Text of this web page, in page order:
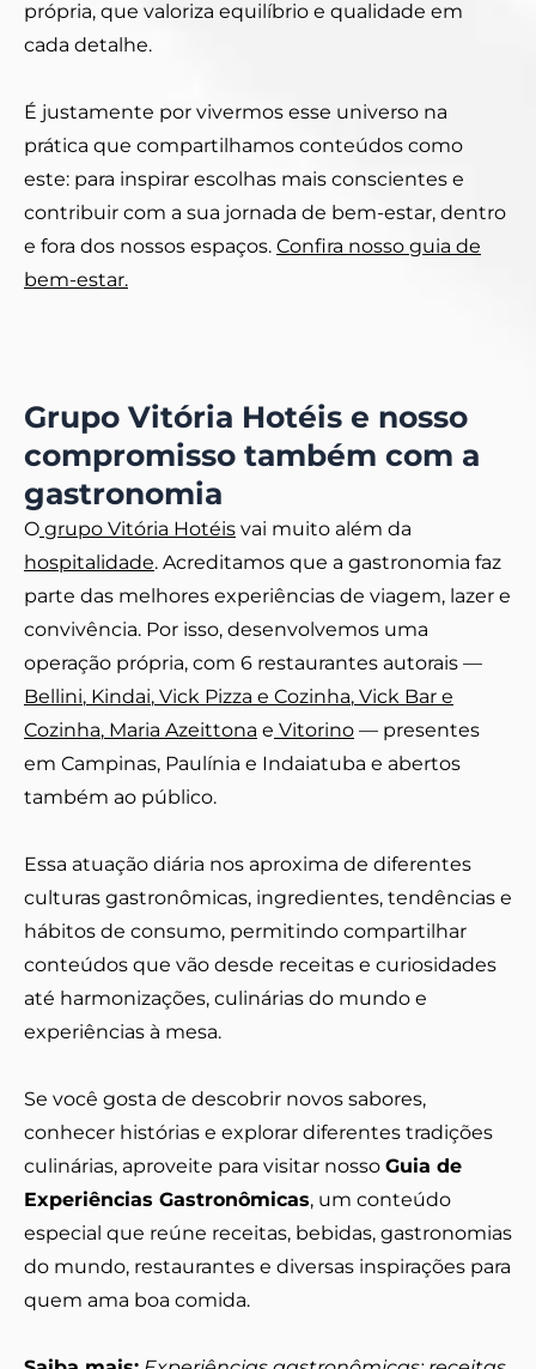
própria, que valoriza equilíbrio e qualidade em
cada detalhe.
É justamente por vivermos esse universo na
prática que compartilhamos conteúdos como
este: para inspirar escolhas mais conscientes e
contribuir com a sua jornada de bem-estar, dentro
e fora dos nossos espaços. Confira nosso guia de
bem-estar.
Grupo Vitória Hotéis e nosso
compromisso também com a
gastronomia
O grupo Vitória Hotéis vai muito além da
hospitalidade. Acreditamos que a gastronomia faz
parte das melhores experiências de viagem, lazer e
convivência. Por isso, desenvolvemos uma
operação própria, com 6 restaurantes autorais —
Bellini, Kindai, Vick Pizza e Cozinha, Vick Bar e
Cozinha, Maria Azeittona e Vitorino — presentes
em Campinas, Paulínia e Indaiatuba e abertos
também ao público.
Essa atuação diária nos aproxima de diferentes
culturas gastronômicas, ingredientes, tendências e
hábitos de consumo, permitindo compartilhar
conteúdos que vão desde receitas e curiosidades
até harmonizações, culinárias do mundo e
experiências à mesa.
Se você gosta de descobrir novos sabores,
conhecer histórias e explorar diferentes tradições
culinárias, aproveite para visitar nosso Guia de
Experiências Gastronômicas, um conteúdo
especial que reúne receitas, bebidas, gastronomias
do mundo, restaurantes e diversas inspirações para
quem ama boa comida.